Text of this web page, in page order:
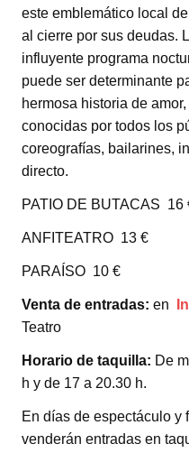
este emblemático local
al cierre por sus deudas.
influyente programa
puede ser determinante
hermosa historia de
conocidas por todos los
coreografías, bailarines,
directo.
PATIO DE BUTACAS 16
ANFITEATRO 13 €
PARAÍSO 10 €
Venta de entradas: en
Teatro
Horario de taquilla: De
h y de 17 a 20.30 h.
En días de espectáculo y
venderán entradas en